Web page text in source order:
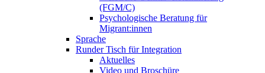
(FGM/C)
Psychologische Beratung für
Migrant:innen
Sprache
Runder Tisch für Integration
Aktuelles
Video und Broschüre